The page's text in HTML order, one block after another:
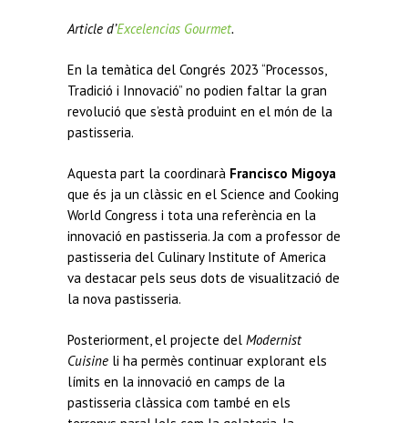
Article d’Excelencias Gourmet.
En la temàtica del Congrés 2023 “Processos,
Tradició i Innovació” no podien faltar la gran
revolució que s’està produint en el món de la
pastisseria.
Aquesta part la coordinarà Francisco Migoya
que és ja un clàssic en el Science and Cooking
World Congress i tota una referència en la
innovació en pastisseria. Ja com a professor de
pastisseria del Culinary Institute of America
va destacar pels seus dots de visualització de
la nova pastisseria.
Posteriorment, el projecte del Modernist
Cuisine li ha permès continuar explorant els
límits en la innovació en camps de la
pastisseria clàssica com també en els